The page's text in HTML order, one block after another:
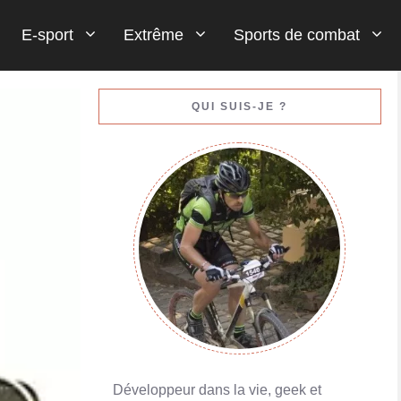
En savoir plus
Porte-monnaies en ligne : Skrill ou Neteller
En savoir plus
E-sport Extrême Sports de combat
QUI SUIS-JE ?
Développeur dans la vie, geek et